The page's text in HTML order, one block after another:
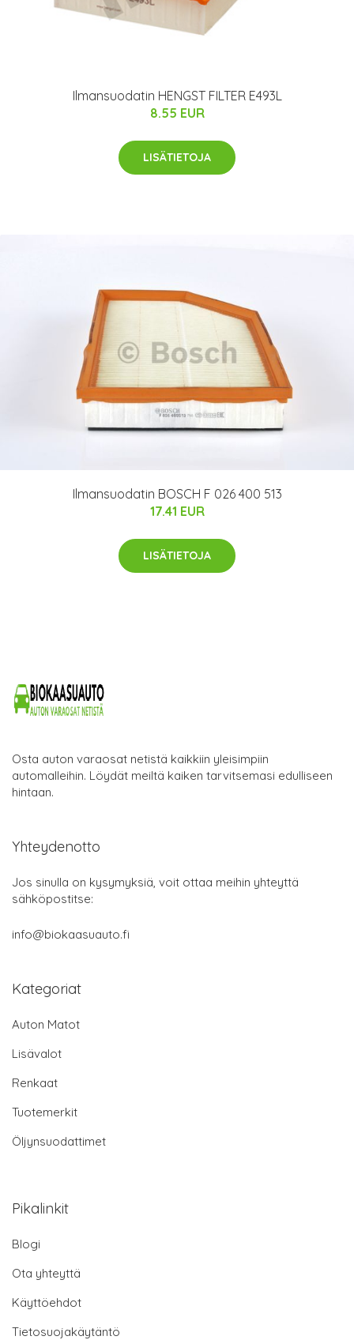
Ilmansuodatin HENGST FILTER E493L
8.55 EUR
LISÄTIETOJA
Ilmansuodatin BOSCH F 026 400 513
17.41 EUR
LISÄTIETOJA
Osta auton varaosat netistä kaikkiin yleisimpiin
automalleihin. Löydät meiltä kaiken tarvitsemasi edulliseen
hintaan.
Yhteydenotto
Jos sinulla on kysymyksiä, voit ottaa meihin yhteyttä
sähköpostitse:
info@biokaasuauto.fi
Kategoriat
Auton Matot
Lisävalot
Renkaat
Tuotemerkit
Öljynsuodattimet
Pikalinkit
Blogi
Ota yhteyttä
Käyttöehdot
Tietosuojakäytäntö